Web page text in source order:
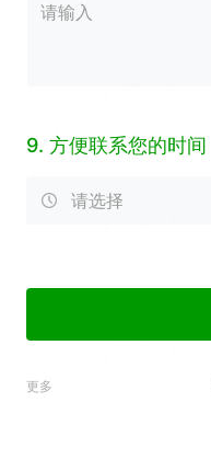
9. 方便联系您的时间
请选择
更多